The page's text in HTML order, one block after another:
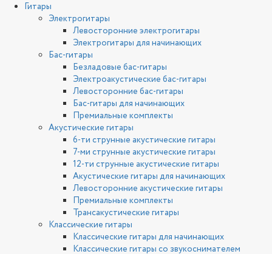
Гитары
Электрогитары
Левосторонние электрогитары
Электрогитары для начинающих
Бас-гитары
Безладовые бас-гитары
Электроакустические бас-гитары
Левосторонние бас-гитары
Бас-гитары для начинающих
Премиальные комплекты
Акустические гитары
6-ти струнные акустические гитары
7-ми струнные акустические гитары
12-ти струнные акустические гитары
Акустические гитары для начинающих
Левосторонние акустические гитары
Премиальные комплекты
Трансакустические гитары
Классические гитары
Классические гитары для начинающих
Классические гитары со звукоснимателем